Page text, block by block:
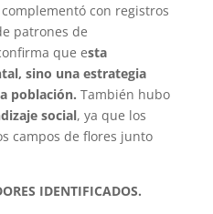
con registros
patrones de
que esta
sino una estrategia
población. También hubo
social, ya que los
campos de flores junto
IDENTIFICADOS.